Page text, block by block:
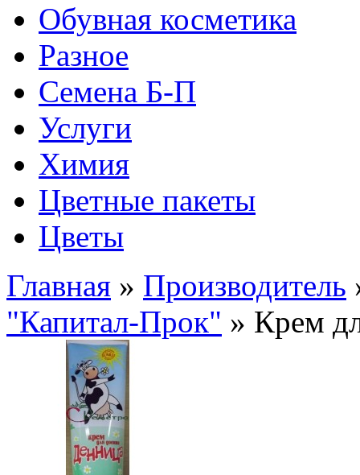
Обувная косметика
Разное
Семена Б-П
Услуги
Химия
Цветные пакеты
Цветы
Главная » Производитель
"Капитал-Прок" » Крем